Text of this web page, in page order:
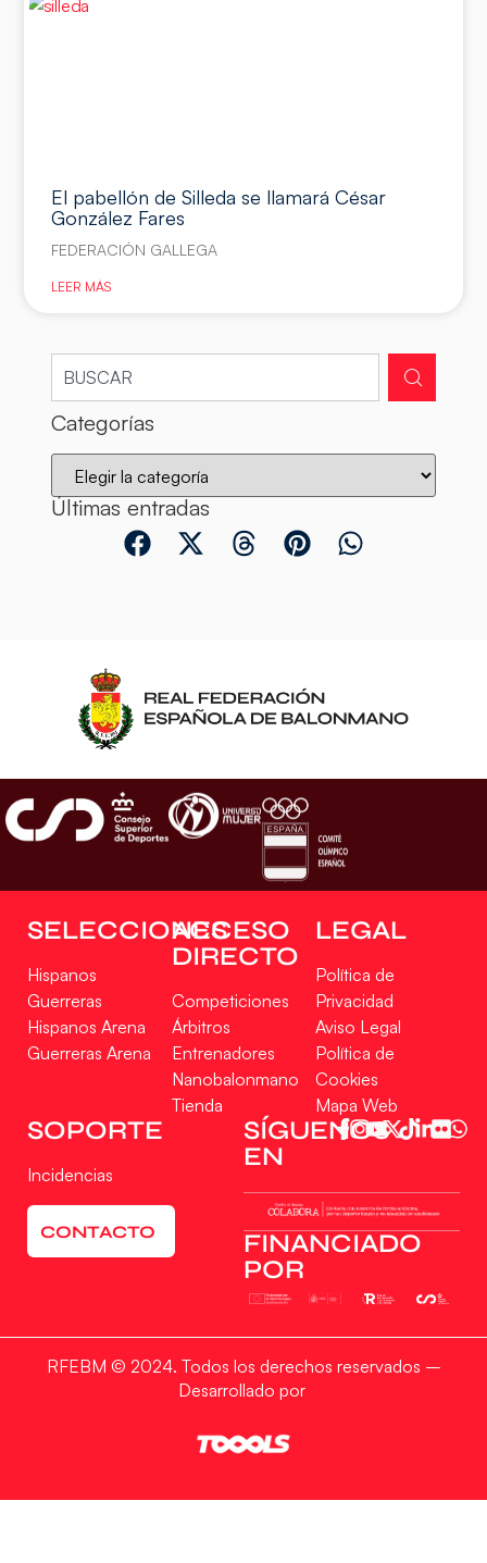
Gestionar consentimiento
Para ofrecer las mejores experiencias, utilizamos tecnologías como las cookies
para almacenar y/o acceder a la información del dispositivo. El consentimiento
de estas tecnologías nos permitirá procesar datos como el comportamiento de
navegación o las identificaciones únicas en este sitio. No consentir o retirar el
consentimiento, puede afectar negativamente a ciertas características y
funciones.
Denegar
El pabellón de Silleda se llamará César
González Fares
FEDERACIÓN GALLEGA
LEER MÁS
Categorías
Últimas entradas
SELECCIONES
Hispanos
Guerreras
Hispanos Arena
Guerreras Arena
ACCESO
DIRECTO
Competiciones
Árbitros
Entrenadores
Nanobalonmano
Tienda
LEGAL
Política de
Privacidad
Aviso Legal
Política de
Cookies
Mapa Web
SOPORTE
Incidencias
CONTACTO
SÍGUENOS
EN
FINANCIADO
POR
RFEBM © 2024. Todos los derechos reservados –
Desarrollado por